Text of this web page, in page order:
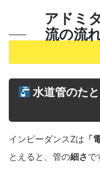
アドミ
流の流
水道管のた
インピーダンスZは 「
とえると、管の細さで